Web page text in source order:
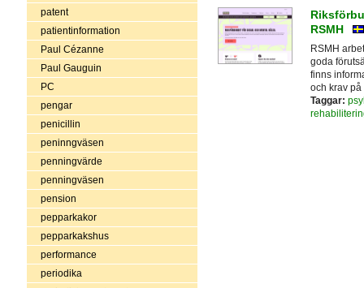
patent
patientinformation
Paul Cézanne
Paul Gauguin
PC
pengar
penicillin
peninngväsen
penningvärde
penningväsen
pension
pepparkakor
pepparkakshus
performance
periodika
RSMH
RSMH
goda
finns
och krav
Taggar: